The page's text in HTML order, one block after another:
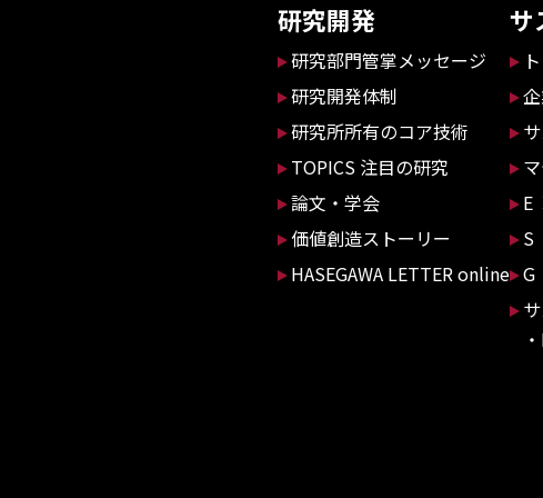
研究開発
研究部門管掌メッセージ
研究開発体制
研究所所有のコア技術
TOPICS 注目の研究
論文・学会
価値創造ストーリー
HASEGAWA LETTER online
サ
E
S
G